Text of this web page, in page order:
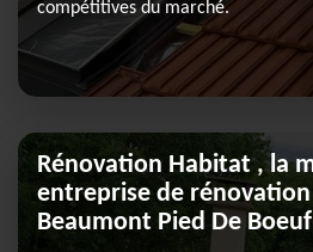
compétitives du marché.
Rénovation Habitat , la
entreprise de
Beaumont Pied De Boeuf